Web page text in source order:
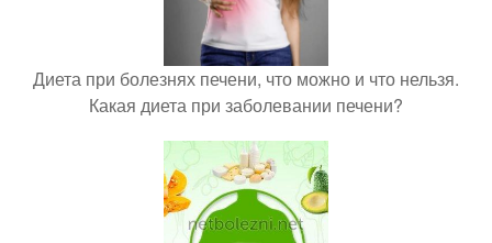
Диета при болезнях печени, что можно и что нельзя.
Какая диета при заболевании печени?